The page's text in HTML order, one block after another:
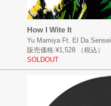
How I Wite It
Yu Mamiya Ft. El Da Sensei
販売価格:¥1,528
（税込）
SOLDOUT